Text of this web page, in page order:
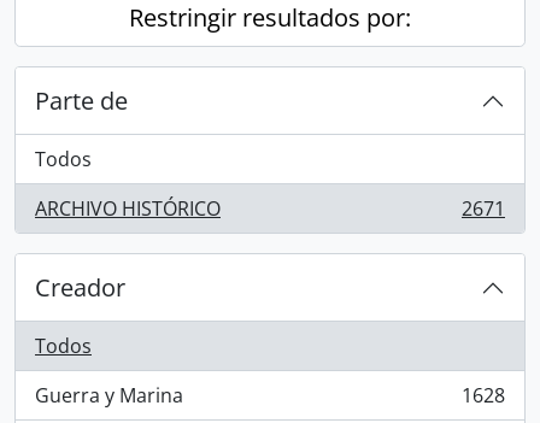
Restringir resultados por:
Parte de
Todos
ARCHIVO HISTÓRICO
, 2671 resultados 2671
Creador
Todos
Guerra y Marina
, 1628 resultados
1628